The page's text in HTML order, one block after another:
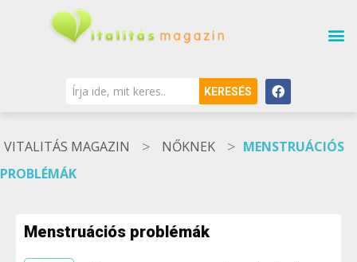
KERESÉS
VITALITÁS MAGAZIN > NŐKNEK > MENSTRUÁCIÓS
PROBLÉMÁK
Menstruációs problémák